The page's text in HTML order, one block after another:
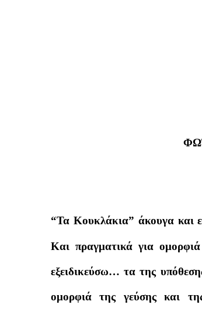
“Τα Κουκλάκια” άκουγα και
Και πραγματικά για
εξειδικεύσω… τα της
ομορφιά της γεύσης και